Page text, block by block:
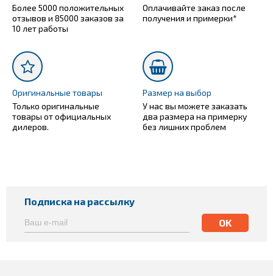
Более 5000 положительных
отзывов и 85000 заказов за
10 лет работы
Оплачивайте заказ после
получения и примерки*
Оригинальные товары
Только оригинальные
товары от официальных
дилеров.
Размер на выбор
У нас вы можете заказать
два размера на примерку
без лишних проблем
Подписка на рассылку